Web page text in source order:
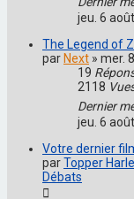
jeu. 6
The Legend of
parNext » mer.
19
2118
Dernier
jeu. 6
Votre dernier
parTopper
Débats